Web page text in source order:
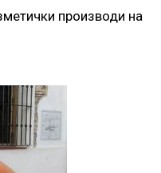
производи на